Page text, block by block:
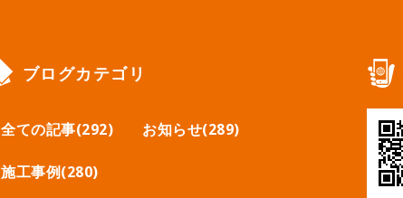
ブログカテゴリ
全ての記事(292) お知らせ(289)
施工事例(280)